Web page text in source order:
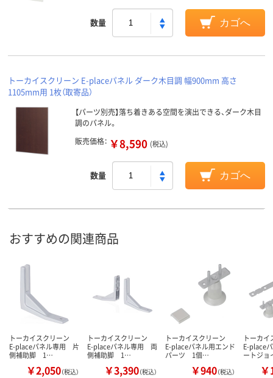
数量 カゴへ
トーカイスクリーン E-placeパネル ダーク木目調 幅900mm 高さ
1105mm用 1枚（取寄品）
【パーツ別売】落ち着きある空間を演出できる、ダーク木目
調のパネル。
販売価格： ￥8,590 (税込)
数量 カゴへ
おすすめの関連商品
トーカイスクリーン
E-placeパネル専用 片
側補助脚 1…
￥2,050（税込）
トーカイスクリーン
E-placeパネル専用 両
側補助脚 1…
￥3,390（税込）
トーカイスクリーン
E-placeパネル用エンド
パーツ 1個…
￥940（税込）
トーカ
E-place
ートジ